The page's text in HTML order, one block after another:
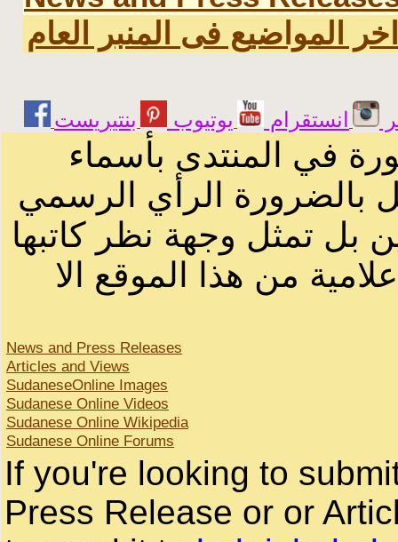
اخر المواضيع فى المنبر العام
انستقرام يوتيوب
في المنتدى بأسماء
بالضرورة الرأي الرسمي
بل تمثل وجهة نظر كاتبها
من هذا الموقع الا
News and Press Releases
Articles and Views
SudaneseOnline Images
Sudanese Online Videos
Sudanese Online Wikipedia
Sudanese Online Forums
If you're looking to
Press Release or or